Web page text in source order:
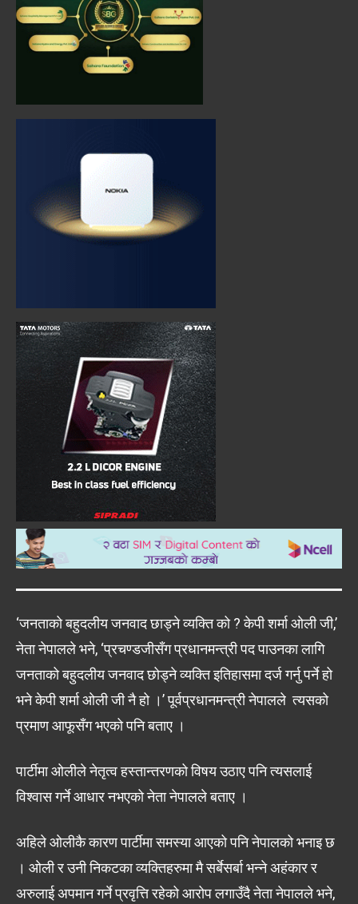
‘जनताको बहुदलीय जनवाद छाड्ने व्यक्ति को ? केपी शर्मा ओली जी,’
नेता नेपालले भने, ‘प्रचण्डजीसँग प्रधानमन्त्री पद पाउनका लागि
जनताको बहुदलीय जनवाद छोड्ने व्यक्ति इतिहासमा दर्ज गर्नु पर्ने हो
भने केपी शर्मा ओली जी नै हो ।’ पूर्वप्रधानमन्त्री नेपालले त्यसको
प्रमाण आफूसँग भएको पनि बताए ।
पार्टीमा ओलीले नेतृत्व हस्तान्तरणको विषय उठाए पनि त्यसलाई
विश्वास गर्ने आधार नभएको नेता नेपालले बताए ।
अहिले ओलीकै कारण पार्टीमा समस्या आएको पनि नेपालको भनाइ छ
। ओली र उनी निकटका व्यक्तिहरुमा मै सर्बेसर्बा भन्ने अहंकार र
अरुलाई अपमान गर्ने प्रवृत्ति रहेको आरोप लगाउँदै नेता नेपालले भने,